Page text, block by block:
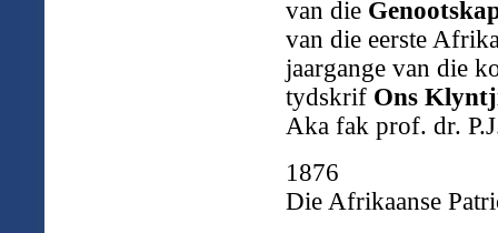
van die
van die eerste
jaargange van die
tydskrif Ons
Aka fak prof. dr.
1876
Die Afrikaanse